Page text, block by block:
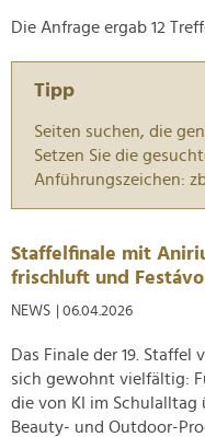
Die Anfrage ergab 12
Tipp
Seiten suchen, die
Setzen Sie die
Anführungszeichen:
Staffelfinale mit
frischluft und
NEWS | 06.04.2026
Das Finale der 19.
sich gewohnt vielfältig:
die von KI im Schulalltag
Beauty- und Outdoor-